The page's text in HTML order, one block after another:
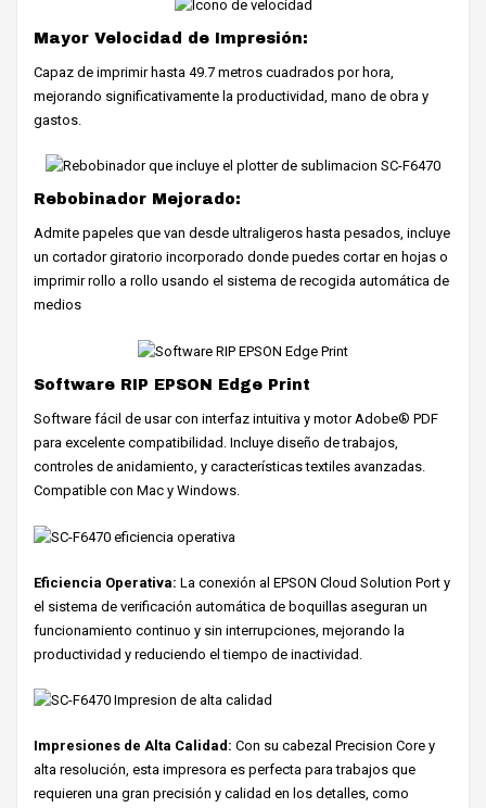
Mayor Velocidad de Impresión:
Capaz de imprimir hasta 49.7 metros cuadrados por hora,
mejorando significativamente la productividad, mano de obra y
gastos.
Rebobinador Mejorado:
Admite papeles que van desde ultraligeros hasta pesados, incluye
un cortador giratorio incorporado donde puedes cortar en hojas o
imprimir rollo a rollo usando el sistema de recogida automática de
medios
Software RIP EPSON Edge Print
Software fácil de usar con interfaz intuitiva y motor Adobe® PDF
para excelente compatibilidad. Incluye diseño de trabajos,
controles de anidamiento, y características textiles avanzadas.
Compatible con Mac y Windows.
Impresiones de Alta Calidad: Con su cabezal Precision Core y
alta resolución, esta impresora es perfecta para trabajos que
requieren una gran precisión y calidad en los detalles, como
Eficiencia Operativa: La conexión al EPSON Cloud Solution Port y
el sistema de verificación automática de boquillas aseguran un
funcionamiento continuo y sin interrupciones, mejorando la
productividad y reduciendo el tiempo de inactividad.